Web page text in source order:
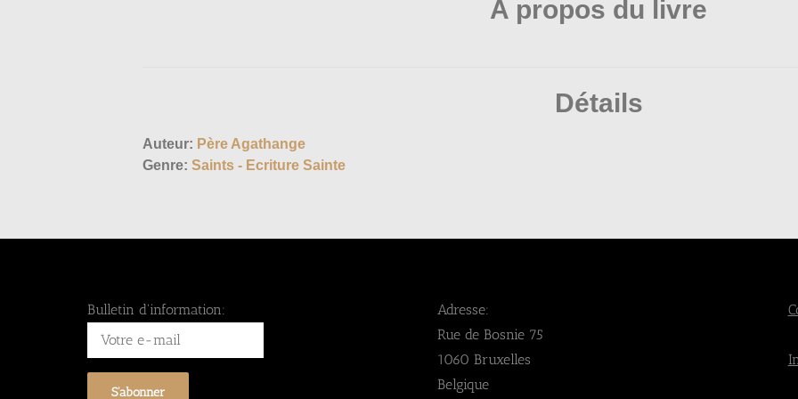
A propos du livre
Détails
Auteur: Père Agathange
Genre: Saints - Ecriture Sainte
Bulletin d'information:
Adresse:
Rue de Bosnie 75
1060 Bruxelles
Belgique